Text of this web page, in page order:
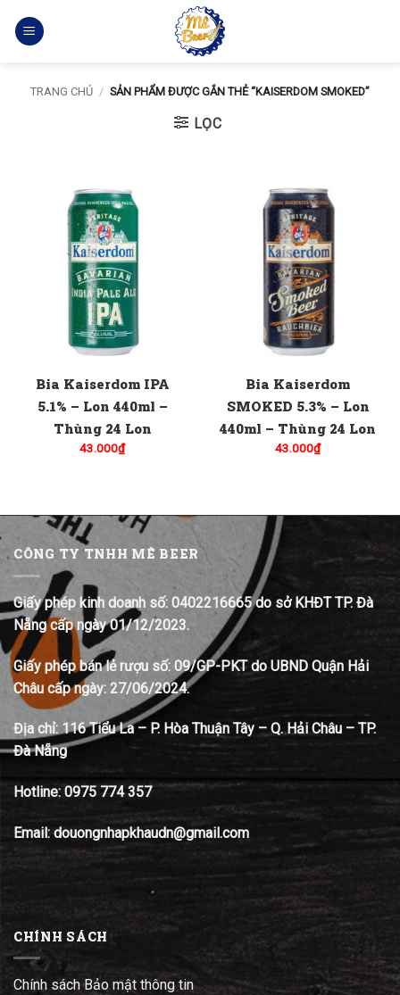
qua
TRANG CHỦ / SẢN PHẨM ĐƯỢC GẮN THẺ “KAISERDOM SMOKED”
LỌC
Bia Kaiserdom IPA
5.1% – Lon 440ml –
Thùng 24 Lon
43.000₫
Bia Kaiserdom
SMOKED 5.3% – Lon
440ml – Thùng 24 Lon
43.000₫
CÔNG TY TNHH MÊ BEER
Giấy phép kinh doanh số: 0402216665 do sở KHĐT TP. Đà
Nẵng cấp ngày 01/12/2023.
Giấy phép bán lẻ rượu số: 09/GP-PKT do UBND Quận Hải
Châu cấp ngày: 27/06/2024.
Địa chỉ: 116 Tiểu La – P. Hòa Thuận Tây – Q. Hải Châu – TP.
Đà Nẵng
Hotline: 0975 774 357
Email: douongnhapkhaudn@gmail.com
CHÍNH SÁCH
Chính sách Bảo mật thông tin